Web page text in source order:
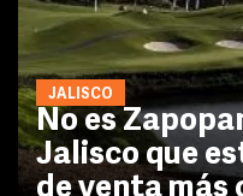
JALISCO
No es
Jalisco que
de venta más